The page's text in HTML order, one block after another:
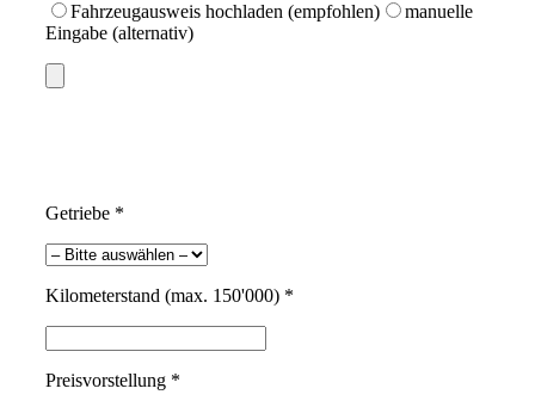
Fahrzeugausweis hochladen (empfohlen)
manuelle
Eingabe (alternativ)
Getriebe *
Kilometerstand (max. 150'000) *
Preisvorstellung *